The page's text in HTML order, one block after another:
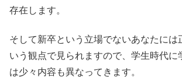
存在します。
そして新卒という立場でないあなたには
いう観点で見られますので、学生時代に
は少々内容も異なってきます。